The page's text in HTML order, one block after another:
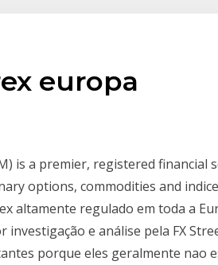
europa
is a premier, registered financial
options, commodities and
altamente regulado em toda a
investigação e análise pela FX
porque eles geralmente nao